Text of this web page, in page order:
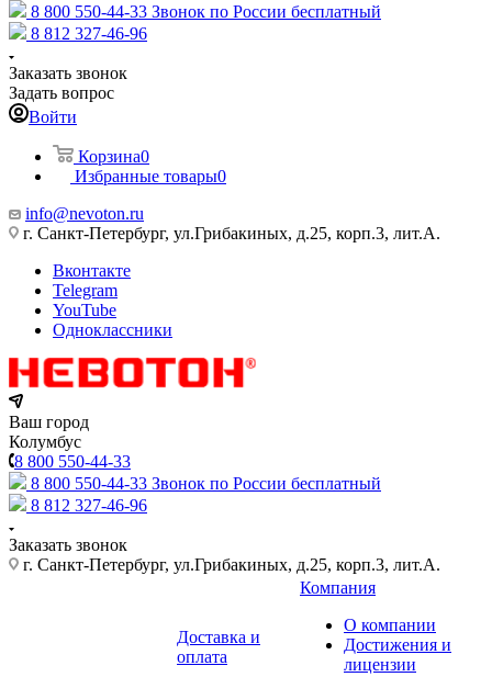
8 800 550-44-33 Звонок по России бесплатный
8 812 327-46-96
Заказать звонок
Задать вопрос
Войти
Корзина0
Избранные товары0
info@nevoton.ru
г. Санкт-Петербург, ул.Грибакиных, д.25, корп.3, лит.А.
Вконтакте
Telegram
YouTube
Одноклассники
Ваш город
Колумбус
8 800 550-44-33
8 800 550-44-33 Звонок по России бесплатный
8 812 327-46-96
Заказать звонок
г. Санкт-Петербург, ул.Грибакиных, д.25, корп.3, лит.А.
Доставка и
оплата
Компания
О компании
Достижения и
лицензии